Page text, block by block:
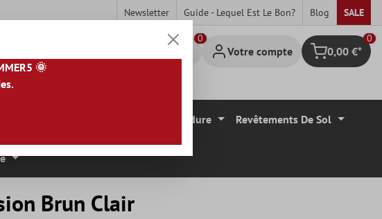
Newsletter Guide - Lequel Est Le Bon? Blog SALE
Votre compte Panier
0
0,00 €*
HR
Carrelage Mural Bordure Revêtements De Sol
Brun Clair
🌞